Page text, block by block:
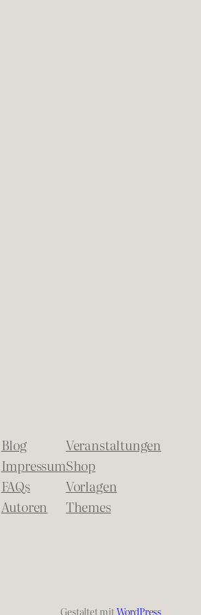
Blog
Impressum
FAQs
Autoren
Veranstaltungen
Shop
Vorlagen
Themes
Gestaltet mitWordPress